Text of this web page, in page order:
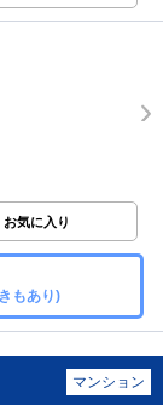
お気に入り
もあり)
マンション